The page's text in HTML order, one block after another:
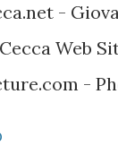
-
Web
-